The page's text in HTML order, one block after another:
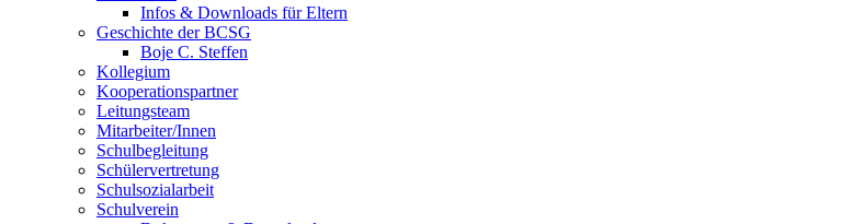
Infos & Downloads für Eltern
Geschichte der BCSG
Boje C. Steffen
Kollegium
Kooperationspartner
Leitungsteam
Mitarbeiter/Innen
Schulbegleitung
Schülervertretung
Schulsozialarbeit
Schulverein